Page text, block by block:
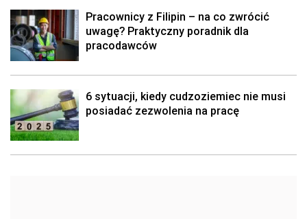
Pracownicy z Filipin – na co zwrócić
uwagę? Praktyczny poradnik dla
pracodawców
6 sytuacji, kiedy cudzoziemiec nie musi
posiadać zezwolenia na pracę